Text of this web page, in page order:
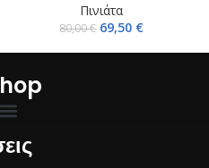
Πινιάτα
80,00€ 69,50 €